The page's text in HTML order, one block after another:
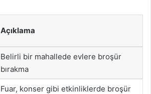
Açıklama
Belirli bir mahallede evlere broşür
bırakma
Fuar, konser gibi etkinliklerde broşür